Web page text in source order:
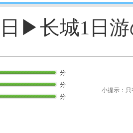
▶长城1日
分
分
分
小提示：